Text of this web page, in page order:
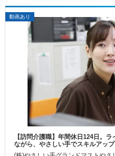
動画あり
【訪問介護職】年間休日124日。
ながら、やさしい手でスキルアッ